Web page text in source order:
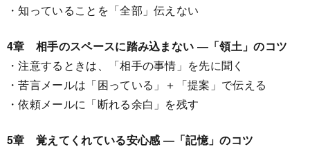
・知っていることを「全部」伝えない
4章 相手のスペースに踏み込まない ―「領土」のコツ
・注意するときは、「相手の事情」を先に聞く
・苦言メールは「困っている」＋「提案」で伝える
・依頼メールに「断れる余白」を残す
5章 覚えてくれている安心感 ―「記憶」のコツ